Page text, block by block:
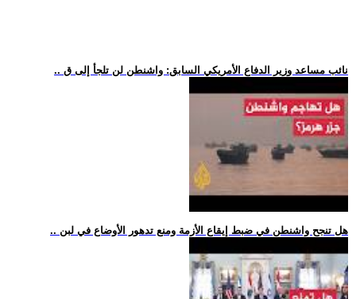
.. نائب مساعد وزير الدفاع الأمريكي السابق: واشنطن لن تلجأ إلى ق
.. هل تنجح واشنطن في ضبط إيقاع الأزمة ومنع تدهور الأوضاع في لبن